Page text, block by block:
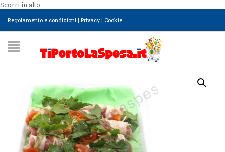
Scorri in alto
Regolamento e condizioni | Privacy| Cookie